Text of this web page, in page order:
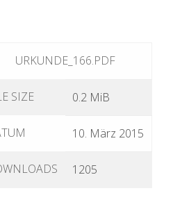
URKUNDE_166.PDF
SIZE 0.2 MiB
10. März 2015
1205